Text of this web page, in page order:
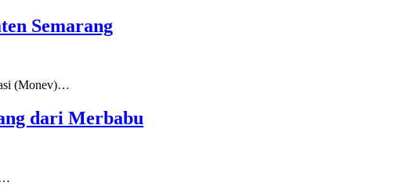
Semarang
(Monev)…
dari Merbabu